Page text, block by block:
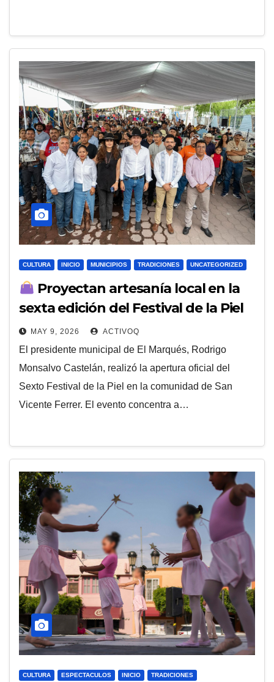
CULTURA INICIO MUNICIPIOS TRADICIONES UNCATEGORIZED
Proyectan artesanía local en la
sexta edición del Festival de la Piel
MAY 9, 2026 ACTIVOQ
El presidente municipal de El Marqués, Rodrigo
Monsalvo Castelán, realizó la apertura oficial del
Sexto Festival de la Piel en la comunidad de San
Vicente Ferrer. El evento concentra a…
CULTURA ESPECTACULOS INICIO TRADICIONES